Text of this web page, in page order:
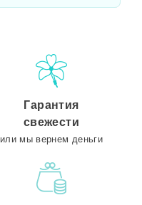
Гарантия
свежести
или мы вернем деньги